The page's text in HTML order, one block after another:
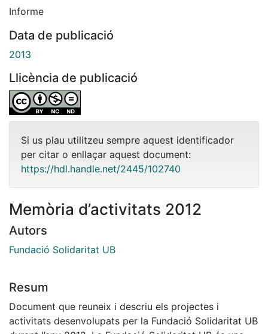
Informe
Data de publicació
2013
Llicència de publicació
Si us plau utilitzeu sempre aquest identificador
per citar o enllaçar aquest document:
https://hdl.handle.net/2445/102740
Memòria d’activitats 2012
Autors
Fundació Solidaritat UB
Resum
Document que reuneix i descriu els projectes i
activitats desenvolupats per la Fundació Solidaritat UB